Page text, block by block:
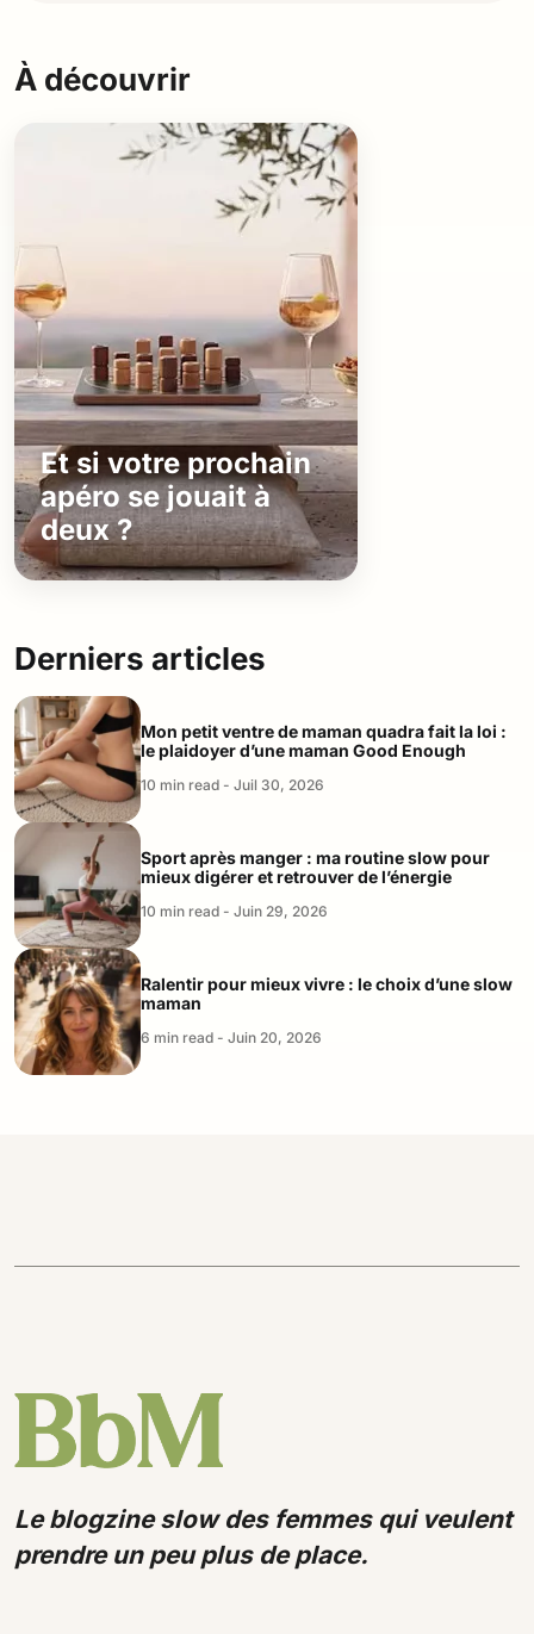
À découvrir
Et si votre prochain
apéro se jouait à
deux ?
Derniers articles
Mon petit ventre de maman quadra fait la loi :
le plaidoyer d’une maman Good Enough
10 min read - Juil 30, 2026
Sport après manger : ma routine slow pour
mieux digérer et retrouver de l’énergie
10 min read - Juin 29, 2026
Ralentir pour mieux vivre : le choix d’une slow
maman
6 min read - Juin 20, 2026
Le blogzine slow des femmes qui veulent
prendre un peu plus de place.